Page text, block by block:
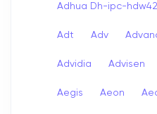
Adhua Dh-ipc-
Adt Adv
Advidia Advisen
Aegis Aeon